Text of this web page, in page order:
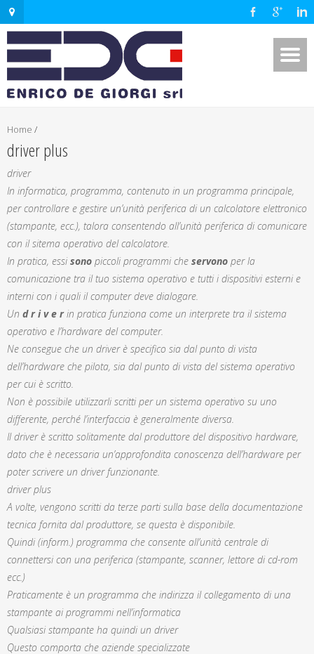
Home /
driver plus
driver
In informatica, programma, contenuto in un programma principale,
per controllare e gestire un’unità periferica di un calcolatore elettronico
(stampante, ecc.), talora consentendo all’unità periferica di comunicare
con il sitema operativo del calcolatore.
In pratica, essi sono piccoli programmi che servono per la
comunicazione tra il tuo sistema operativo e tutti i dispositivi esterni e
interni con i quali il computer deve dialogare.
Un d r i v e rin pratica funziona come un interprete tra il sistema
operativo e l’hardware del computer.
Ne consegue che un driver è specifico sia dal punto di vista
dell’hardware che pilota, sia dal punto di vista del sistema operativo
per cui è scritto.
Non è possibile utilizzarli scritti per un sistema operativo su uno
differente, perché l’interfaccia è generalmente diversa.
Il driver è scritto solitamente dal produttore del dispositivo hardware,
dato che è necessaria un’approfondita conoscenza dell’hardware per
poter scrivere un driver funzionante.
driver plus
A volte, vengono scritti da terze parti sulla base della documentazione
tecnica fornita dal produttore, se questa è disponibile.
Quindi (inform.) programma che consente all’unità centrale di
connettersi con una periferica (stampante, scanner, lettore di cd-rom
ecc.)
Praticamente è un programma che indirizza il collegamento di una
stampante ai programmi nell’informatica
Qualsiasi stampante ha quindi un driver
Questo comporta che aziende specializzate